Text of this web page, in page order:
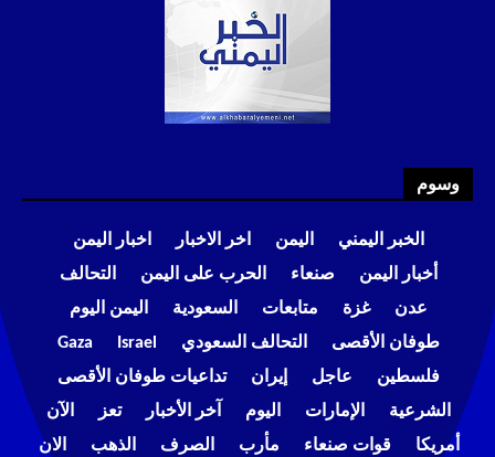
وسوم
الخبر اليمني اليمن اخر الاخبار
اخبار اليمن
أخبار اليمن
صنعاء الحرب على اليمن
التحالف
عدن
غزة متابعات السعودية
اليمن اليوم
طوفان الأقصى
التحالف السعودي Israel
Gaza
فلسطين
عاجل إيران
تداعيات طوفان الأقصى
الشرعية
الإمارات اليوم آخر الأخبار تعز
الآن
أمريكا
قوات صنعاء مأرب الصرف الذهب
الان